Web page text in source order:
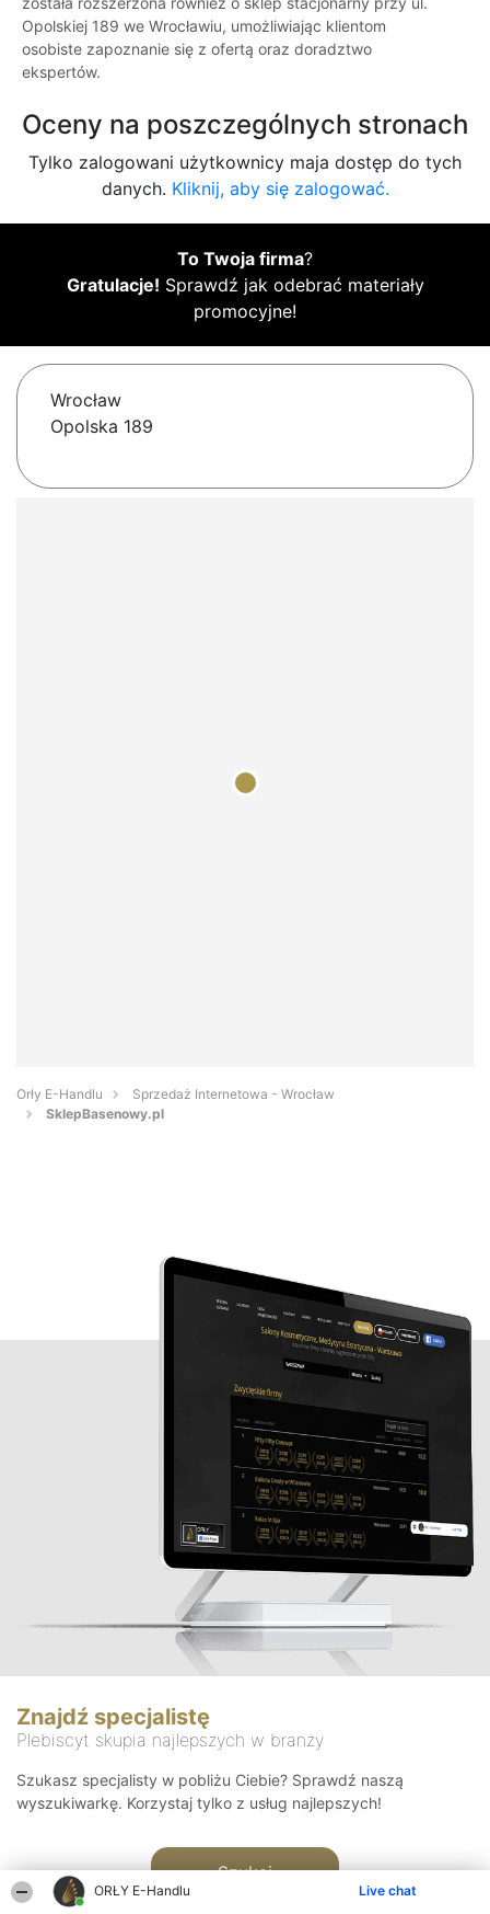
ORŁY E-Handlu Live chat
Opolskiej 189 we Wrocławiu, umożliwiając klientom
osobiste zapoznanie się z ofertą oraz doradztwo
ekspertów.
Oceny na poszczególnych stronach
Tylko zalogowani użytkownicy maja dostęp do tych
danych. Kliknij, aby się zalogować.
To Twoja firma?
Gratulacje! Sprawdź jak odebrać materiały
promocyjne!
Wrocław
Opolska 189
Orły E-Handlu
Sprzedaż Internetowa - Wrocław
SklepBasenowy.pl
Znajdź specjalistę
Plebiscyt skupia najlepszych w branży
Szukasz specjalisty w pobliżu Ciebie? Sprawdź naszą
wyszukiwarkę. Korzystaj tylko z usług najlepszych!
Szukaj